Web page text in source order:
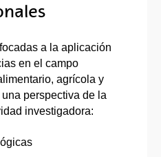
a la aplicación
en el campo
agrícola y
perspectiva de la
investigadora: